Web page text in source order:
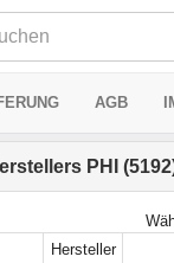
AGB
PHI
Hersteller